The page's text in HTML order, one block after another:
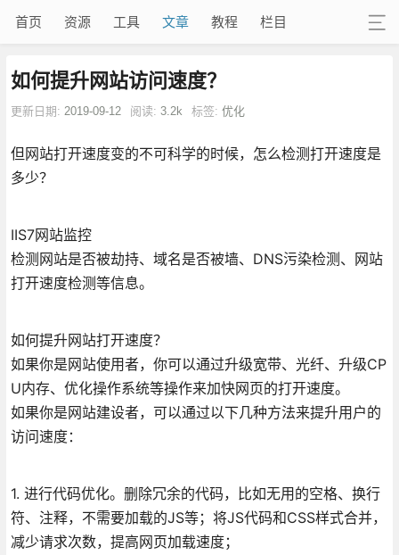
首页 资源 工具 文章 教程 栏目
如何提升网站访问速度？
更新日期: 2019-09-12 阅读: 3.2k 标签: 优化
但网站打开速度变的不可科学的时候，怎么检测打开速度是
多少？
IIS7网站监控
检测网站是否被劫持、域名是否被墙、DNS污染检测、网站
打开速度检测等信息。
如何提升网站打开速度？
如果你是网站使用者，你可以通过升级宽带、光纤、升级CP
U内存、优化操作系统等操作来加快网页的打开速度。
如果你是网站建设者，可以通过以下几种方法来提升用户的
访问速度：
1. 进行代码优化。删除冗余的代码，比如无用的空格、换行
符、注释，不需要加载的JS等；将JS代码和CSS样式合并，
减少请求次数，提高网页加载速度；